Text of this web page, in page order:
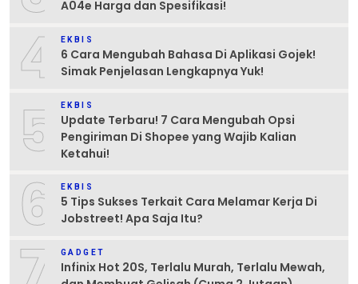
A04e Harga dan Spesifikasi!
4 EKBIS
6 Cara Mengubah Bahasa Di Aplikasi Gojek!
Simak Penjelasan Lengkapnya Yuk!
5 EKBIS
Update Terbaru! 7 Cara Mengubah Opsi
Pengiriman Di Shopee yang Wajib Kalian
Ketahui!
6 EKBIS
5 Tips Sukses Terkait Cara Melamar Kerja Di
Jobstreet! Apa Saja Itu?
GADGET
Infinix Hot 20S, Terlalu Murah, Terlalu Mewah,